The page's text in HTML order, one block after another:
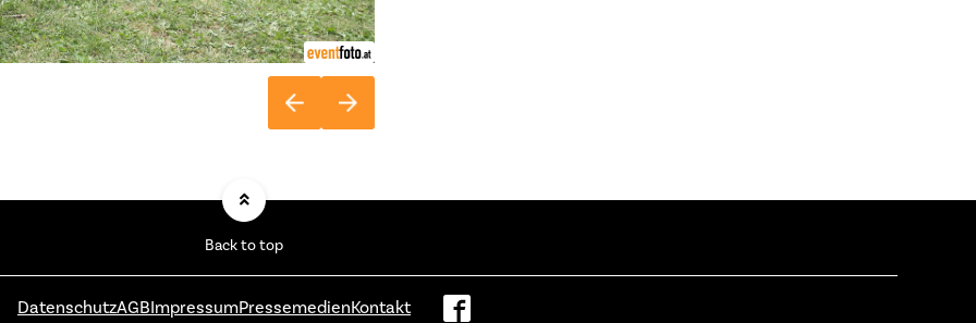
Back to top
DatenschutzAGBImpressumPressemedienKontakt